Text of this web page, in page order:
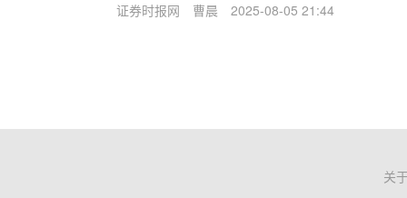
证券时报网 曹晨 2025-08-05 21:44
关